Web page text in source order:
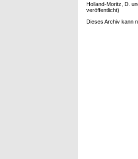
Holland-Moritz, D.
veröffentlicht)
Dieses Archiv kann